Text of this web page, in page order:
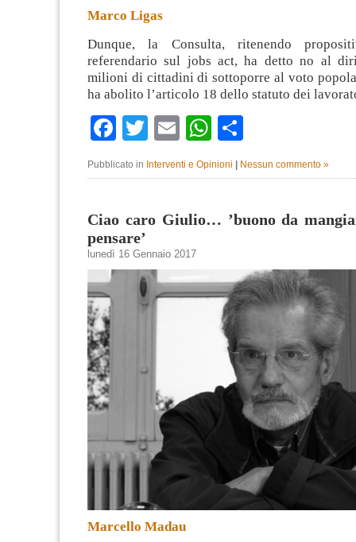
Marco Ligas
Dunque, la Consulta, ritenendo
referendario sul jobs act, ha detto no al
milioni di cittadini di sottoporre al voto
ha abolito l’articolo 18 dello statuto dei
Facebook
TwitterEmailWhatsApp
Pubblicato in Interventi e Opinioni Nessun commento »
Ciao caro Giulio… ’buono da
pensare’
lunedì 16 Gennaio 2017
Marcello Madau